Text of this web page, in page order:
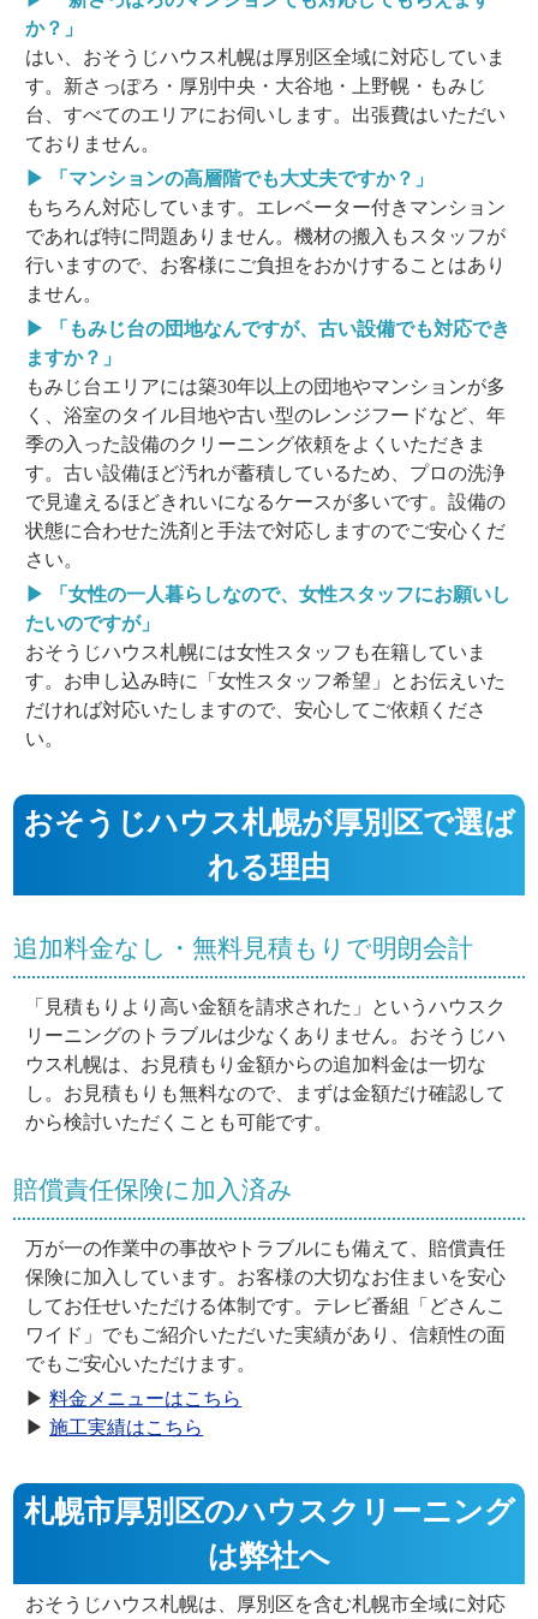
か？」
はい、おそうじハウス札幌は厚別区全域に対応していま
す。新さっぽろ・厚別中央・大谷地・上野幌・もみじ
台、すべてのエリアにお伺いします。出張費はいただい
ておりません。
▶ 「マンションの高層階でも大丈夫ですか？」
もちろん対応しています。エレベーター付きマンション
であれば特に問題ありません。機材の搬入もスタッフが
行いますので、お客様にご負担をおかけすることはあり
ません。
▶ 「もみじ台の団地なんですが、古い設備でも対応でき
ますか？」
もみじ台エリアには築30年以上の団地やマンションが多
く、浴室のタイル目地や古い型のレンジフードなど、年
季の入った設備のクリーニング依頼をよくいただきま
す。古い設備ほど汚れが蓄積しているため、プロの洗浄
で見違えるほどきれいになるケースが多いです。設備の
状態に合わせた洗剤と手法で対応しますのでご安心くだ
さい。
▶ 「女性の一人暮らしなので、女性スタッフにお願いし
たいのですが」
おそうじハウス札幌には女性スタッフも在籍していま
す。お申し込み時に「女性スタッフ希望」とお伝えいた
だければ対応いたしますので、安心してご依頼くださ
い。
おそうじハウス札幌が厚別区で選ば
れる理由
追加料金なし・無料見積もりで明朗会計
「見積もりより高い金額を請求された」というハウスク
リーニングのトラブルは少なくありません。おそうじハ
ウス札幌は、お見積もり金額からの追加料金は一切な
し。お見積もりも無料なので、まずは金額だけ確認して
から検討いただくことも可能です。
賠償責任保険に加入済み
万が一の作業中の事故やトラブルにも備えて、賠償責任
保険に加入しています。お客様の大切なお住まいを安心
してお任せいただける体制です。テレビ番組「どさんこ
ワイド」でもご紹介いただいた実績があり、信頼性の面
でもご安心いただけます。
▶料金メニューはこちら
▶施工実績はこちら
札幌市厚別区のハウスクリーニング
は弊社へ
おそうじハウス札幌は、厚別区を含む札幌市全域に対応